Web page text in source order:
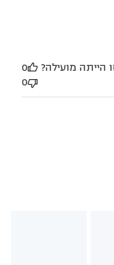
הייתה מועילה?
0
0